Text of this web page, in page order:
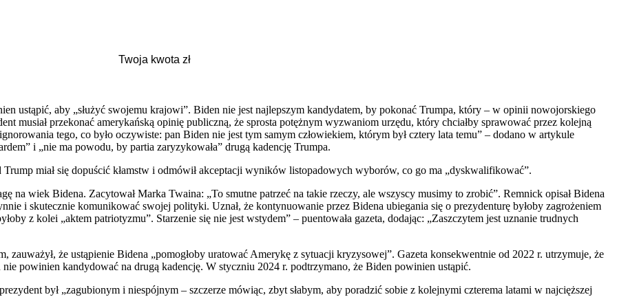
ustąpić, aby „służyć swojemu krajowi”. Biden nie jest najlepszym kandydatem, by pokonać Trumpa, który – w opinii nowojorskiego
musiał przekonać amerykańską opinię publiczną, że sprosta potężnym wyzwaniom urzędu, który chciałby sprawować przez kolejną
tego, co było oczywiste: pan Biden nie jest tym samym człowiekiem, którym był cztery lata temu” – dodano w artykule
i „nie ma powodu, by partia zaryzykowała” drugą kadencję Trumpa.
miał się dopuścić kłamstw i odmówił akceptacji wyników listopadowych wyborów, co go ma „dyskwalifikować”.
na wiek Bidena. Zacytował Marka Twaina: „To smutne patrzeć na takie rzeczy, ale wszyscy musimy to zrobić”. Remnick opisał Bidena
i skutecznie komunikować swojej polityki. Uznał, że kontynuowanie przez Bidena ubiegania się o prezydenturę byłoby zagrożeniem
z kolei „aktem patriotyzmu”. Starzenie się nie jest wstydem” – puentowała gazeta, dodając: „Zaszczytem jest uznanie trudnych
zauważył, że ustąpienie Bidena „pomogłoby uratować Amerykę z sytuacji kryzysowej”. Gazeta konsekwentnie od 2022 r. utrzymuje, że
powinien kandydować na drugą kadencję. W styczniu 2024 r. podtrzymano, że Biden powinien ustąpić.
był „zagubionym i niespójnym – szczerze mówiąc, zbyt słabym, aby poradzić sobie z kolejnymi czterema latami w najcięższej